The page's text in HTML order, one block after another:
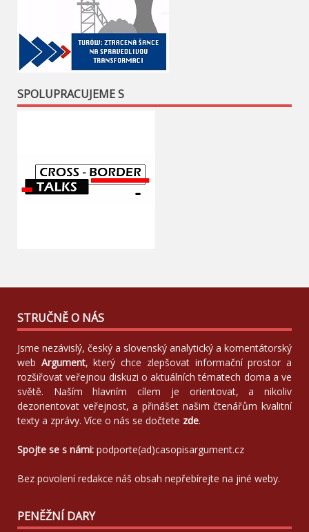
SPOLUPRACUJEME S
STRUČNĚ O NÁS
Jsme nezávislý, český a slovenský analytický a komentátorský
web Argument, který chce zlepšovat informační prostor a
rozšiřovat veřejnou diskuzi o aktuálních tématech doma a ve
světě. Naším hlavním cílem je orientovat, a nikoliv
dezorientovat veřejnost, a přinášet našim čtenářům kvalitní
texty a zprávy. Více o nás se dočtete zde.
Spojte se s námi: podporte(ad)casopisargument.cz
Bez povolení redakce náš obsah nepřebírejte na jiné weby.
PENĚŽNÍ DARY